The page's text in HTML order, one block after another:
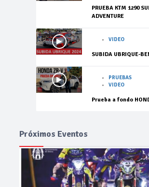
PRUEBA KTM 1290
ADVENTURE
VIDEO
SUBIDA UBRIQUE-
PRUEBAS
VIDEO
Prueba a fondo
Próximos Eventos